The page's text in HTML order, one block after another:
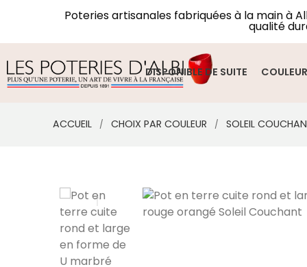
Poteries artisanales fabriquées à la main à
qualité
DISPONIBLE DE SUITE COULEUR
ACCUEIL CHOIX PAR COULEUR SOLEIL